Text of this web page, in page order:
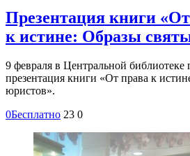
Презентация книги
к истине: Образы
9 февраля в Центральной библиотеке
презентация книги «От права к
юристов».
0Бесплатно 23 0